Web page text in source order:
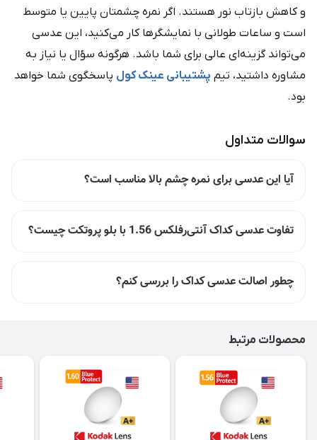
و کاهش بازتاب نور هستند. اگر نمره چشمتان پایین یا متوسط
است و ساعات طولانی با نمایشگرها کار می‌کنید، این عدسی
می‌تواند گزینه‌ای عالی برای شما باشد. هرگونه سؤال یا نیاز به
مشاوره داشتید، تیم پشتیبانی عینک کول پاسخگوی شما خواهد
بود.
سوالات متداول
آیا این عدسی برای نمره چشم بالا مناسب است؟
تفاوت عدسی کداک آنتی‌رفلکس 1.56 با بلو پروتکت چیست؟
چطور اصالت عدسی کداک را بررسی کنم؟
محصولات مرتبط